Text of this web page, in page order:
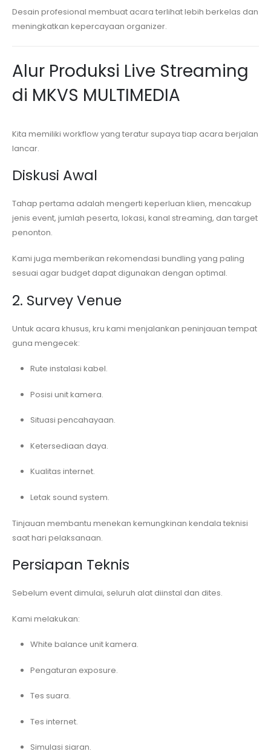
Desain profesional membuat acara terlihat lebih berkelas dan
meningkatkan kepercayaan organizer.
Alur Produksi Live Streaming
di MKVS MULTIMEDIA
Kita memiliki workflow yang teratur supaya tiap acara berjalan
lancar.
Diskusi Awal
Tahap pertama adalah mengerti keperluan klien, mencakup
jenis event, jumlah peserta, lokasi, kanal streaming, dan target
penonton.
Kami juga memberikan rekomendasi bundling yang paling
sesuai agar budget dapat digunakan dengan optimal.
2. Survey Venue
Untuk acara khusus, kru kami menjalankan peninjauan tempat
guna mengecek:
Rute instalasi kabel.
Posisi unit kamera.
Situasi pencahayaan.
Ketersediaan daya.
Kualitas internet.
Letak sound system.
Tinjauan membantu menekan kemungkinan kendala teknisi
saat hari pelaksanaan.
Persiapan Teknis
Sebelum event dimulai, seluruh alat diinstal dan dites.
Kami melakukan:
White balance unit kamera.
Pengaturan exposure.
Tes suara.
Tes internet.
Simulasi siaran.